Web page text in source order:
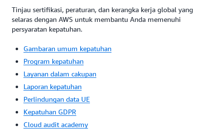
Tinjau sertifikasi, peraturan, dan kerangka kerja global yang
selaras dengan AWS untuk membantu Anda memenuhi
persyaratan kepatuhan.
Gambaran umum kepatuhan
Program kepatuhan
Layanan dalam cakupan
Laporan kepatuhan
Perlindungan data UE
Kepatuhan GDPR
Cloud audit academy